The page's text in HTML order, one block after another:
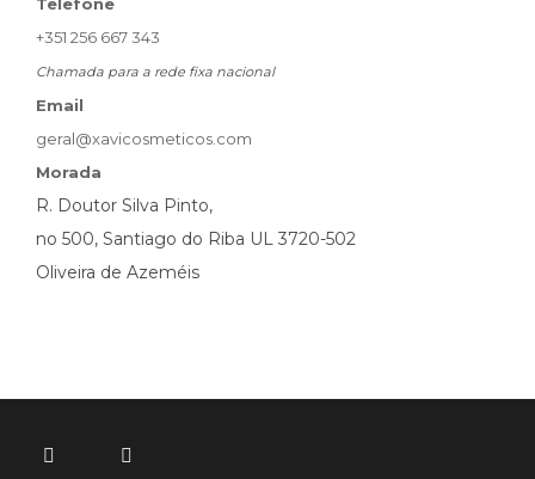
+351 256 667 343
Chamada para a rede fixa nacional
Email
geral@xavicosmeticos.com
Morada
R. Doutor Silva Pinto,
no 500, Santiago do Riba UL 3720-502
Oliveira de Azeméis